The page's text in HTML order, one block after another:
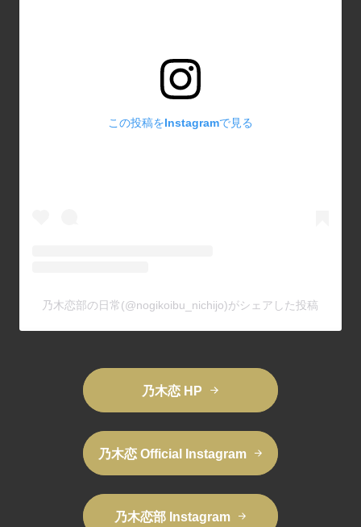
この投稿をInstagramで見る
乃木恋部の日常(@nogikoibu_nichijo)がシェアした投稿
乃木恋 HP
乃木恋 Official Instagram
乃木恋部 Instagram